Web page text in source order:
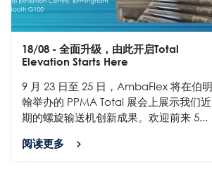
18/08 - 全面升级，由此开启Total
Elevation Starts Here
9 月 23 日至 25 日，AmbaFlex 将在伯明
翰举办的 PPMA Total 展会上展示我们近
期的螺旋输送机创新成果。欢迎前来 5...
阅读更多